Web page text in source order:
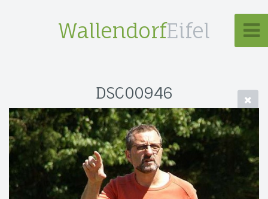
WallendorfEifel
DSC00946